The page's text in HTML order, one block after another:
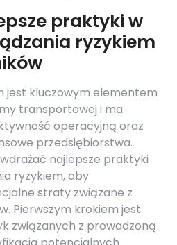
praktyki w
ryzykiem
jest kluczowym elementem
transportowej i ma
operacyjną oraz
przedsiębiorstwa.
najlepsze praktyki
ryzykiem, aby
straty związane z
Pierwszym krokiem jest
związanych z prowadzoną